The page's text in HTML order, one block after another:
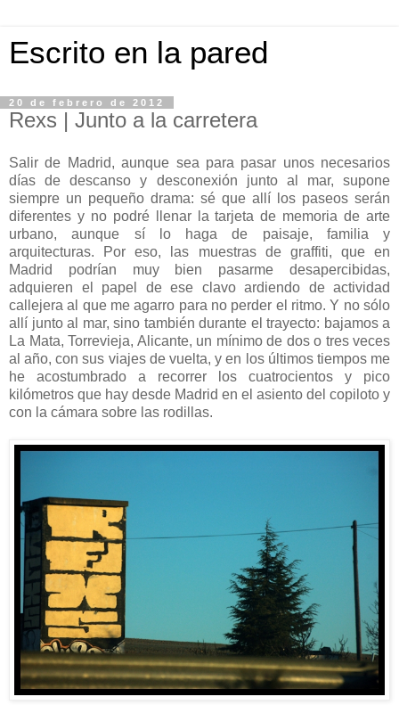
Escrito en la pared
20 de febrero de 2012
Rexs | Junto a la carretera
Salir de Madrid, aunque sea para pasar unos necesarios
días de descanso y desconexión junto al mar, supone
siempre un pequeño drama: sé que allí los paseos serán
diferentes y no podré llenar la tarjeta de memoria de arte
urbano, aunque sí lo haga de paisaje, familia y
arquitecturas. Por eso, las muestras de graffiti, que en
Madrid podrían muy bien pasarme desapercibidas,
adquieren el papel de ese clavo ardiendo de actividad
callejera al que me agarro para no perder el ritmo. Y no sólo
allí junto al mar, sino también durante el trayecto: bajamos a
La Mata, Torrevieja, Alicante, un mínimo de dos o tres veces
al año, con sus viajes de vuelta, y en los últimos tiempos me
he acostumbrado a recorrer los cuatrocientos y pico
kilómetros que hay desde Madrid en el asiento del copiloto y
con la cámara sobre las rodillas.